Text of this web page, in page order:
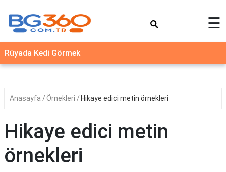
YEMEK
TARİFLERİ
SAĞLIK
İLETİŞİM
☰
Rüyada Kedi Görmek
Anasayfa Örnekleri Hikaye edici metin örnekleri
Hikaye edici metin
örnekleri